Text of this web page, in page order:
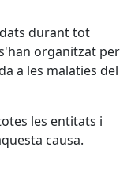
durant tot
organitzat per
a les malaties del
les entitats i
causa.